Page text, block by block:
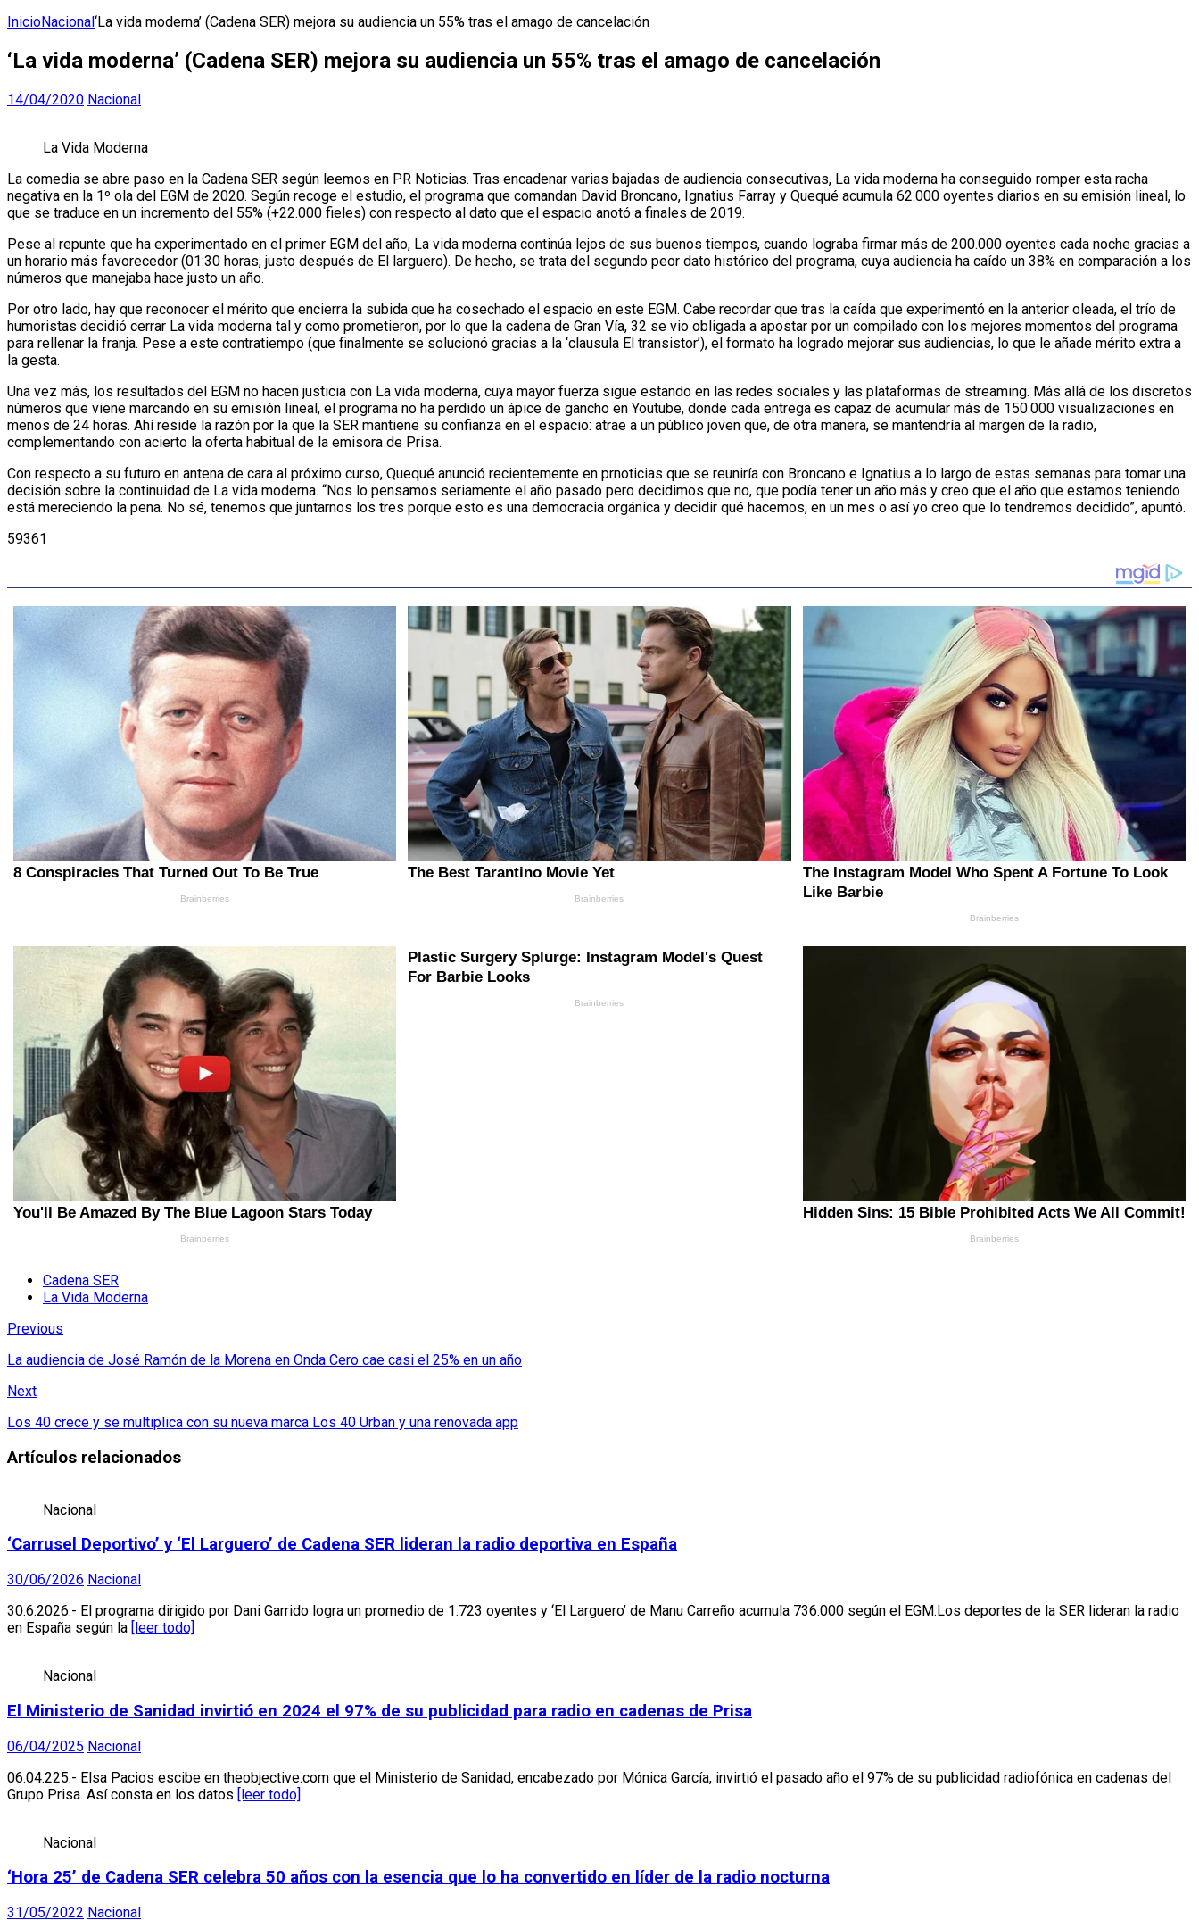
InicioNacional‘La vida moderna’ (Cadena SER) mejora su audiencia un 55% tras el amago de cancelación
‘La vida moderna’ (Cadena SER) mejora su audiencia un 55% tras el amago de cancelación
14/04/2020 Nacional
La Vida Moderna
La comedia se abre paso en la Cadena SER según leemos en PR Noticias. Tras encadenar varias bajadas de audiencia consecutivas, La vida moderna ha conseguido romper esta racha
negativa en la 1º ola del EGM de 2020. Según recoge el estudio, el programa que comandan David Broncano, Ignatius Farray y Quequé acumula 62.000 oyentes diarios en su emisión lineal, lo
que se traduce en un incremento del 55% (+22.000 fieles) con respecto al dato que el espacio anotó a finales de 2019.
Pese al repunte que ha experimentado en el primer EGM del año, La vida moderna continúa lejos de sus buenos tiempos, cuando lograba firmar más de 200.000 oyentes cada noche gracias a
un horario más favorecedor (01:30 horas, justo después de El larguero). De hecho, se trata del segundo peor dato histórico del programa, cuya audiencia ha caído un 38% en comparación a los
números que manejaba hace justo un año.
Por otro lado, hay que reconocer el mérito que encierra la subida que ha cosechado el espacio en este EGM. Cabe recordar que tras la caída que experimentó en la anterior oleada, el trío de
humoristas decidió cerrar La vida moderna tal y como prometieron, por lo que la cadena de Gran Vía, 32 se vio obligada a apostar por un compilado con los mejores momentos del programa
para rellenar la franja. Pese a este contratiempo (que finalmente se solucionó gracias a la ‘clausula El transistor’), el formato ha logrado mejorar sus audiencias, lo que le añade mérito extra a
la gesta.
Una vez más, los resultados del EGM no hacen justicia con La vida moderna, cuya mayor fuerza sigue estando en las redes sociales y las plataformas de streaming. Más allá de los discretos
números que viene marcando en su emisión lineal, el programa no ha perdido un ápice de gancho en Youtube, donde cada entrega es capaz de acumular más de 150.000 visualizaciones en
menos de 24 horas. Ahí reside la razón por la que la SER mantiene su confianza en el espacio: atrae a un público joven que, de otra manera, se mantendría al margen de la radio,
complementando con acierto la oferta habitual de la emisora de Prisa.
Con respecto a su futuro en antena de cara al próximo curso, Quequé anunció recientemente en prnoticias que se reuniría con Broncano e Ignatius a lo largo de estas semanas para tomar una
decisión sobre la continuidad de La vida moderna. “Nos lo pensamos seriamente el año pasado pero decidimos que no, que podía tener un año más y creo que el año que estamos teniendo
está mereciendo la pena. No sé, tenemos que juntarnos los tres porque esto es una democracia orgánica y decidir qué hacemos, en un mes o así yo creo que lo tendremos decidido”, apuntó.
59361
Cadena SER
La Vida Moderna
Previous
La audiencia de José Ramón de la Morena en Onda Cero cae casi el 25% en un año
Next
Los 40 crece y se multiplica con su nueva marca Los 40 Urban y una renovada app
Artículos relacionados
Nacional
‘Carrusel Deportivo’ y ‘El Larguero’ de Cadena SER lideran la radio deportiva en España
30/06/2026 Nacional
30.6.2026.- El programa dirigido por Dani Garrido logra un promedio de 1.723 oyentes y ‘El Larguero’ de Manu Carreño acumula 736.000 según el EGM.Los deportes de la SER lideran la radio
en España según la
[leer todo]
Nacional
El Ministerio de Sanidad invirtió en 2024 el 97% de su publicidad para radio en cadenas de Prisa
06/04/2025 Nacional
06.04.225.- Elsa Pacios escibe en theobjective.com que el Ministerio de Sanidad, encabezado por Mónica García, invirtió el pasado año el 97% de su publicidad radiofónica en cadenas del
Grupo Prisa. Así consta en los datos [leer todo]
Nacional
‘Hora 25’ de Cadena SER celebra 50 años con la esencia que lo ha convertido en líder de la radio nocturna
31/05/2022 Nacional